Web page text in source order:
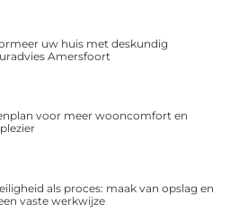
uw huis met deskundig
Amersfoort
voor meer wooncomfort en
als proces: maak van opslag en
vaste werkwijze